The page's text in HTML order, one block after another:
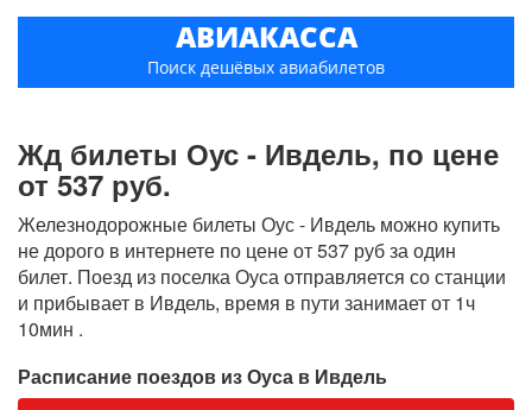
АВИАКАССА
Поиск дешёвых авиабилетов
Жд билеты Оус - Ивдель, по цене
от 537 руб.
Железнодорожные билеты Оус - Ивдель можно купить
не дорого в интернете по цене от 537 руб за один
билет. Поезд из поселка Оуса отправляется со станции
и прибывает в Ивдель, время в пути занимает от 1ч
10мин .
Расписание поездов из Оуса в Ивдель